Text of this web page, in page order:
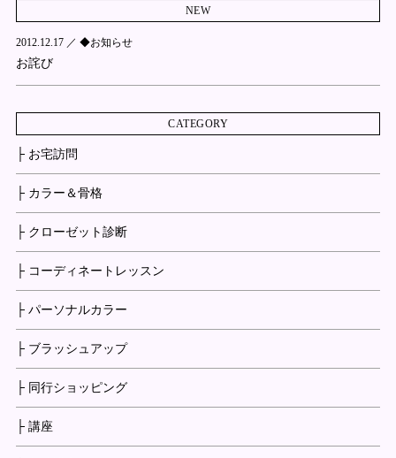
NEW
2012.12.17 ／ ◆お知らせ
お詫び
CATEGORY
├ お宅訪問
├ カラー＆骨格
├ クローゼット診断
├ コーディネートレッスン
├ パーソナルカラー
├ ブラッシュアップ
├ 同行ショッピング
├ 講座